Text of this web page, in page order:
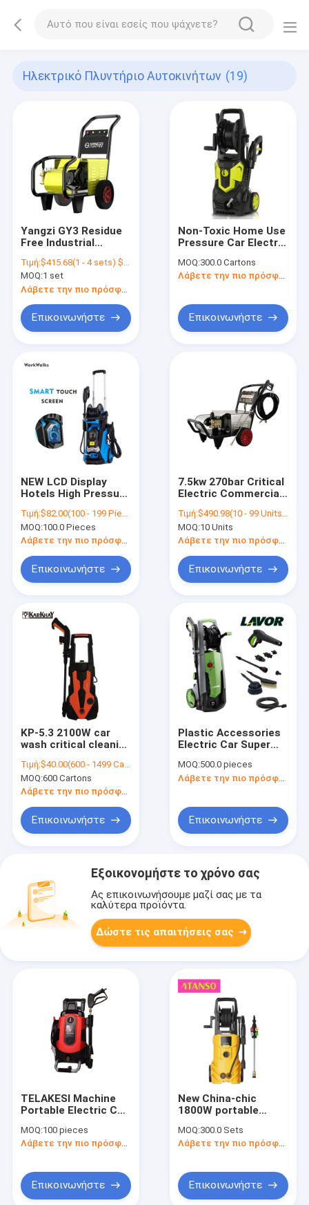
Ηλεκτρικό Πλυντήριο Αυτοκινήτων (19)
Yangzi GY3 Residue
Free Industrial
Commercial Electric
Cleaning Jet High
Pressure Car Washer
Cleaner Machine
Τιμή:$415.68(1 - 4 sets) $397.60(5 - 9 sets) $379.53(>=10 sets)
MOQ:1 set
Λάβετε την πιο πρόσφατη τιμή
Επικοινωνήστε
Non-Toxic Home Use
Pressure Car Electric
Pressure Water Pipe
And Winder
MOQ:300.0 Cartons
Λάβετε την πιο πρόσφατη τιμή
Επικοινωνήστε
NEW LCD Display
Hotels High Pressure
Pressure Car Washer
With LCD
Τιμή:$82.00(100 - 199 Pieces) $80.00(200 - 499 Pieces) $78.00(>=500 Pieces)
MOQ:100.0 Pieces
Λάβετε την πιο πρόσφατη τιμή
Επικοινωνήστε
7.5kw 270bar Critical
Electric Commercial
Commercial High
Pressure Washer
Cleaning/Use 4000
Washer Without
Pressure Residue
Τιμή:$490.98(10 - 99 Units) $470.00(100 - 299 Units) $452.38(>=300 Units)
MOQ:10 Units
Επικοινωνήστε
KP-5.3 2100W car
wash critical cleaning
seal/residue free
machine
Τιμή:$40.00(600 - 1499 Cartons) $39.70(>=1500 Cartons)
MOQ:600 Cartons
Λάβετε την πιο πρόσφατη τιμή
Επικοινωνήστε
Plastic Accessories
Electric Car Super
Washer Wash A Car
In 5 Minutes
MOQ:500.0 pieces
Επικοινωνήστε
Εξοικονομήστε το χρόνο σας
Ας επικοινωνήσουμε μαζί σας με τα
καλύτερα προϊόντα.
Δώστε τις απαιτήσεις σας
TELAKESI Machine
Portable Electric Car
Cleaning Critical/Seal
High Pressure
MOQ:100 pieces
Λάβετε την πιο πρόσφατη τιμή
Επικοινωνήστε
New China-chic
1800W portable
pressure washer for
cleaning
MOQ:300.0 Sets
Λάβετε την πιο πρόσφατη τιμή
Επικοινωνήστε